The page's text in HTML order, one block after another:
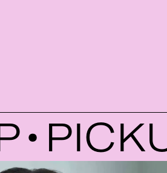
PICKUP